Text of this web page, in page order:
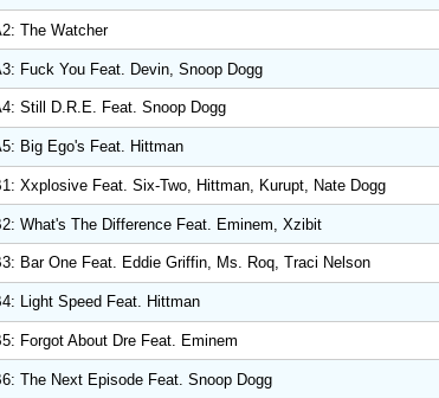
The Watcher
Fuck You Feat. Devin, Snoop Dogg
Still D.R.E. Feat. Snoop Dogg
Big Ego's Feat. Hittman
Xxplosive Feat. Six-Two, Hittman, Kurupt, Nate Dogg
What's The Difference Feat. Eminem, Xzibit
Bar One Feat. Eddie Griffin, Ms. Roq, Traci Nelson
Light Speed Feat. Hittman
Forgot About Dre Feat. Eminem
The Next Episode Feat. Snoop Dogg